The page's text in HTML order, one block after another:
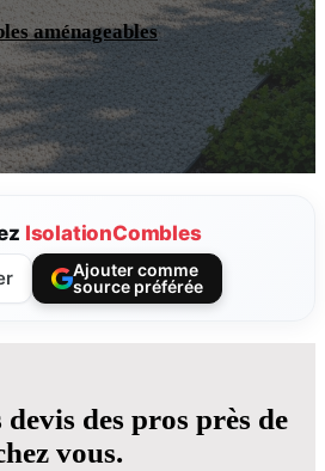
aménageables
IsolationCombles
Ajouter comme
source préférée
des pros près de
vous.